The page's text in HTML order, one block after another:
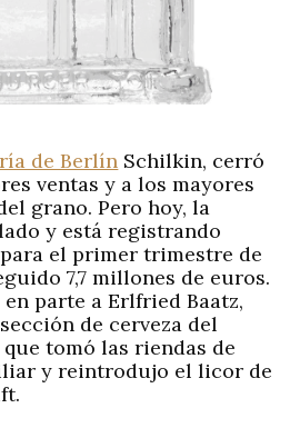
de Berlín Schilkin, cerró
ventas y a los mayores
grano. Pero hoy, la
y está registrando
el primer trimestre de
7,7 millones de euros.
parte a Erlfried Baatz,
de cerveza del
tomó las riendas de
y reintrodujo el licor de